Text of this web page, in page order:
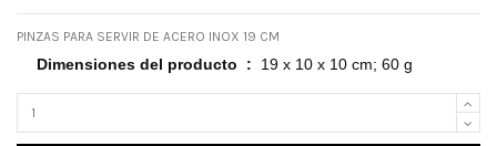
PINZAS PARA SERVIR DE ACERO INOX 19 CM
Dimensiones del producto ‏ : ‎ 19 x 10 x 10 cm; 60 g